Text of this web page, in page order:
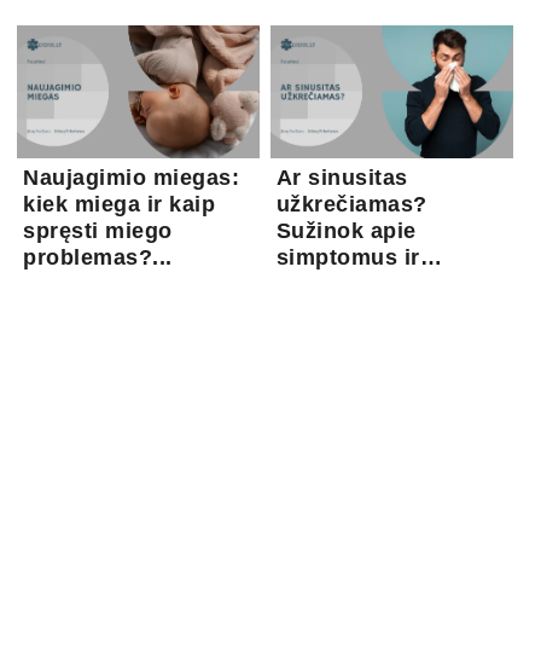
Naujagimio miegas:
kiek miega ir kaip
spręsti miego
problemas?...
Ar sinusitas
užkrečiamas?
Sužinok apie
simptomus ir